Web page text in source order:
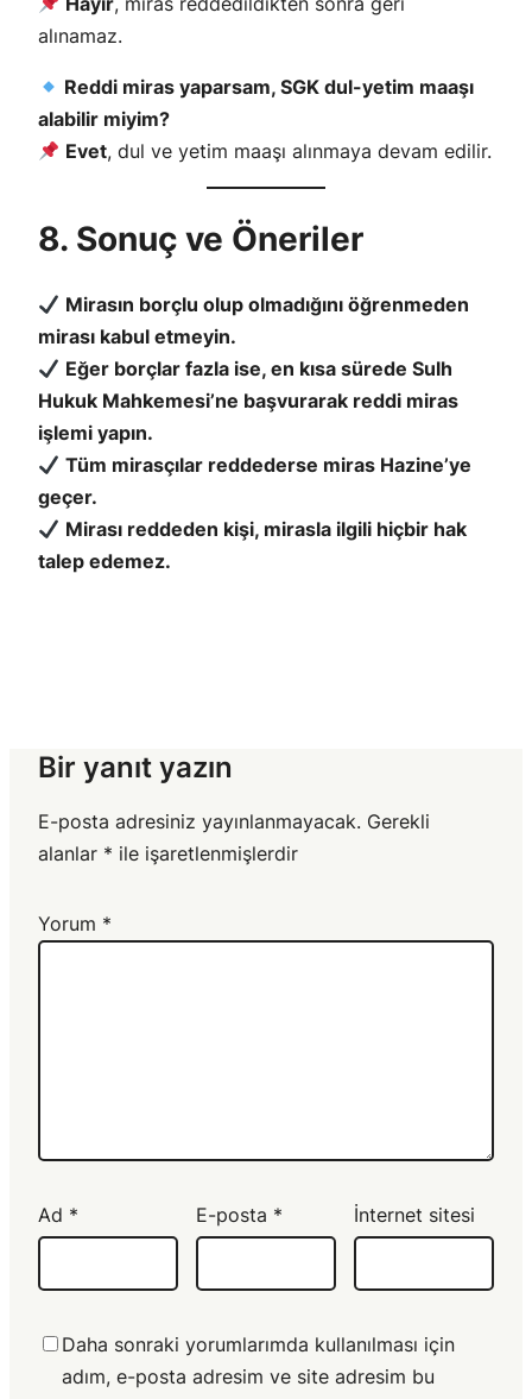
alınamaz.
Reddi miras yaparsam, SGK dul-yetim maaşı
alabilir miyim?
Evet, dul ve yetim maaşı alınmaya devam edilir.
8. Sonuç ve Öneriler
Mirasın borçlu olup olmadığını öğrenmeden
mirası kabul etmeyin.
Eğer borçlar fazla ise, en kısa sürede Sulh
Hukuk Mahkemesi’ne başvurarak reddi miras
işlemi yapın.
Tüm mirasçılar reddederse miras Hazine’ye
geçer.
Mirası reddeden kişi, mirasla ilgili hiçbir hak
talep edemez.
Bir yanıt yazın
E-posta adresiniz yayınlanmayacak. Gerekli
alanlar * ile işaretlenmişlerdir
Yorum *
Ad * E-posta * İnternet sitesi
Daha sonraki yorumlarımda kullanılması için
adım, e-posta adresim ve site adresim bu